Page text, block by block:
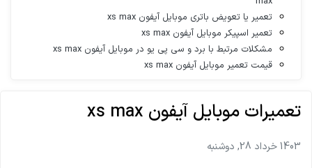
تعمیر یا تعویض باتری موبایل آیفون xs max
تعمیر اسپیکر موبایل آیفون xs max
مشکلات مرتبط با برد و سی پی یو در موبایل آیفون xs max
قیمت تعمیر موبایل آیفون xs max
تعمیرات موبایل آیفون xs max
1403 خرداد 28, دوشنبه